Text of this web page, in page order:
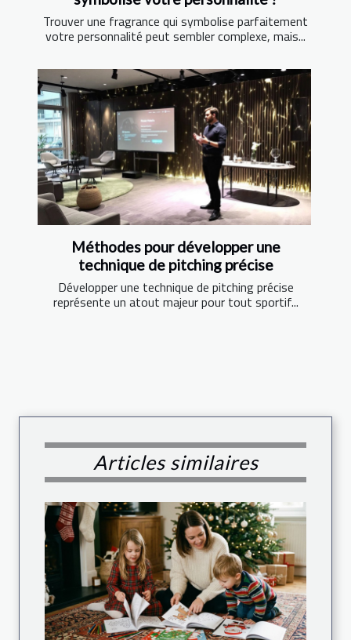
Trouver une fragrance qui symbolise parfaitement
votre personnalité peut sembler complexe, mais...
Méthodes pour développer une
technique de pitching précise
Développer une technique de pitching précise
représente un atout majeur pour tout sportif...
Articles similaires